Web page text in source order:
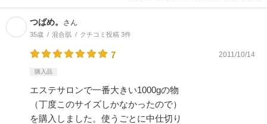
つばめ。 さん
35歳 混合肌 クチコミ投稿 3件
7 2011/10/14
購入品
エステサロンで一番大きい1000gの物
（丁度このサイズしかなかったので）
を購入しました。使うごとに中仕切り